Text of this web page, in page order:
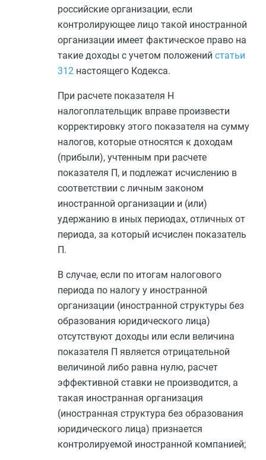
российские организации, если
контролирующее лицо такой иностранной
организации имеет фактическое право на
такие доходы с учетом положений статьи
312 настоящего Кодекса.
При расчете показателя Н
налогоплательщик вправе произвести
корректировку этого показателя на сумму
налогов, которые относятся к доходам
(прибыли), учтенным при расчете
показателя П, и подлежат исчислению в
соответствии с личным законом
иностранной организации и (или)
удержанию в иных периодах, отличных от
периода, за который исчислен показатель
П.
В случае, если по итогам налогового
периода по налогу у иностранной
организации (иностранной структуры без
образования юридического лица)
отсутствуют доходы или если величина
показателя П является отрицательной
величиной либо равна нулю, расчет
эффективной ставки не производится, а
такая иностранная организация
(иностранная структура без образования
юридического лица) признается
контролируемой иностранной компанией;